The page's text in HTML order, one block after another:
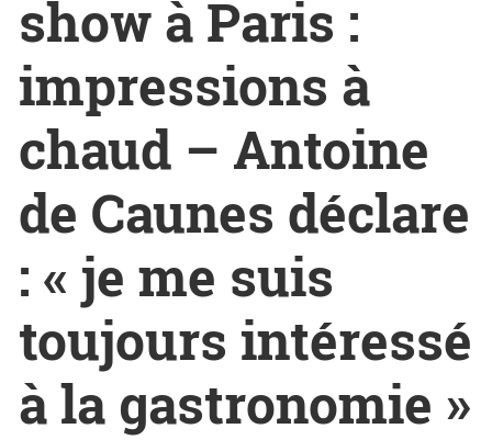
show à Paris :
impressions à
chaud – Antoine
de Caunes déclare
: « je me suis
toujours intéressé
à la gastronomie »